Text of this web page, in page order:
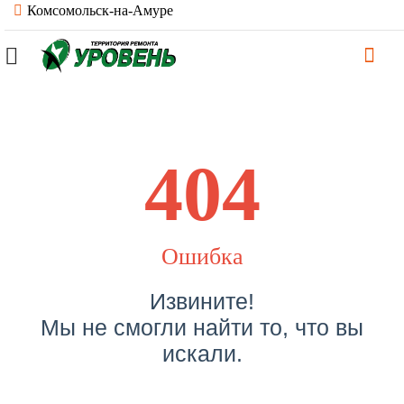
Комсомольск-на-Амуре
404
Ошибка
Извините!
Мы не смогли найти то, что вы
искали.